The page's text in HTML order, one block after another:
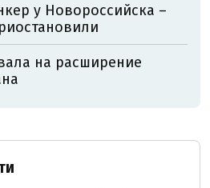
у Новороссийска –
на расширение